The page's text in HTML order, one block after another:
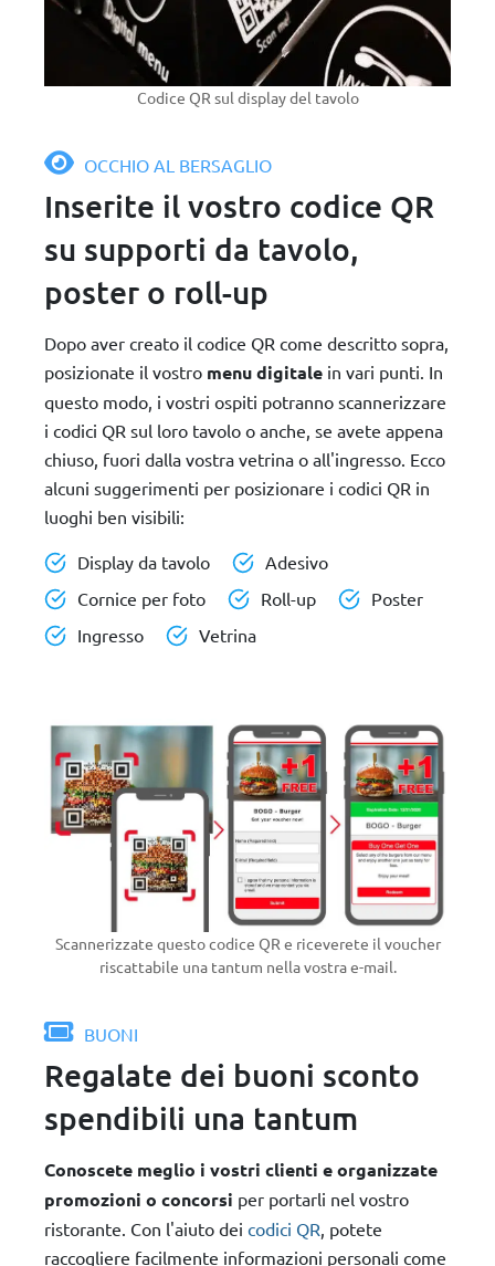
OCCHIO AL BERSAGLIO
Inserite il vostro codice QR
su supporti da tavolo,
poster o roll-up
Dopo aver creato il codice QR come descritto sopra,
posizionate il vostro menu digitale in vari punti. In
questo modo, i vostri ospiti potranno scannerizzare
i codici QR sul loro tavolo o anche, se avete appena
chiuso, fuori dalla vostra vetrina o all'ingresso. Ecco
alcuni suggerimenti per posizionare i codici QR in
luoghi ben visibili:
Display da tavolo
Adesivo
Cornice per foto
Roll-up
Poster
Ingresso
Vetrina
Codice QR sul display del tavolo
BUONI
Regalate dei buoni sconto
spendibili una tantum
Conoscete meglio i vostri clienti e organizzate
promozioni o concorsi per portarli nel vostro
ristorante. Con l'aiuto dei codici QR, potete
raccogliere facilmente informazioni personali come
Scannerizzate questo codice QR e riceverete il voucher
riscattabile una tantum nella vostra e-mail.